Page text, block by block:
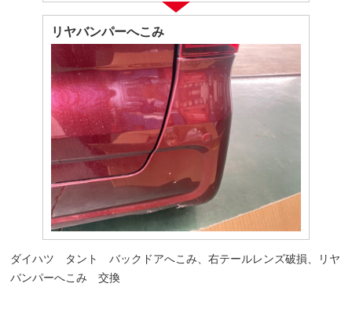
リヤバンパーへこみ
ダイハツ タント バックドアへこみ、右テールレンズ破損、リヤ
バンパーへこみ 交換